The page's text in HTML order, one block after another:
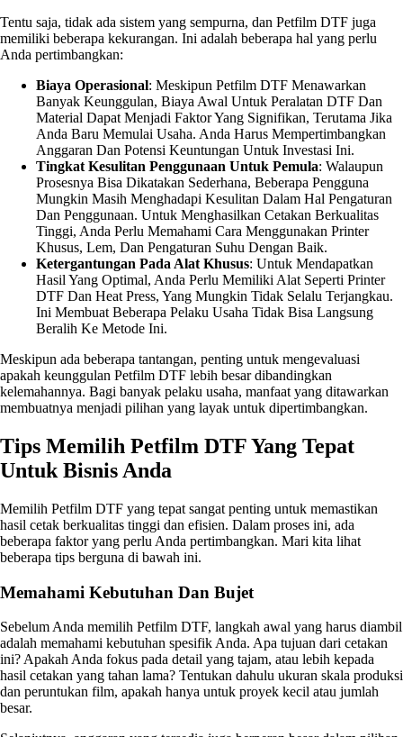
Tentu saja, tidak ada sistem yang sempurna, dan Petfilm DTF juga
memiliki beberapa kekurangan. Ini adalah beberapa hal yang perlu
Anda pertimbangkan:
Biaya Operasional: Meskipun Petfilm DTF Menawarkan
Banyak Keunggulan, Biaya Awal Untuk Peralatan DTF Dan
Material Dapat Menjadi Faktor Yang Signifikan, Terutama Jika
Anda Baru Memulai Usaha. Anda Harus Mempertimbangkan
Anggaran Dan Potensi Keuntungan Untuk Investasi Ini.
Tingkat Kesulitan Penggunaan Untuk Pemula: Walaupun
Prosesnya Bisa Dikatakan Sederhana, Beberapa Pengguna
Mungkin Masih Menghadapi Kesulitan Dalam Hal Pengaturan
Dan Penggunaan. Untuk Menghasilkan Cetakan Berkualitas
Tinggi, Anda Perlu Memahami Cara Menggunakan Printer
Khusus, Lem, Dan Pengaturan Suhu Dengan Baik.
Ketergantungan Pada Alat Khusus: Untuk Mendapatkan
Hasil Yang Optimal, Anda Perlu Memiliki Alat Seperti Printer
DTF Dan Heat Press, Yang Mungkin Tidak Selalu Terjangkau.
Ini Membuat Beberapa Pelaku Usaha Tidak Bisa Langsung
Beralih Ke Metode Ini.
Meskipun ada beberapa tantangan, penting untuk mengevaluasi
apakah keunggulan Petfilm DTF lebih besar dibandingkan
kelemahannya. Bagi banyak pelaku usaha, manfaat yang ditawarkan
membuatnya menjadi pilihan yang layak untuk dipertimbangkan.
Tips Memilih Petfilm DTF Yang Tepat
Untuk Bisnis Anda
Memilih Petfilm DTF yang tepat sangat penting untuk memastikan
hasil cetak berkualitas tinggi dan efisien. Dalam proses ini, ada
beberapa faktor yang perlu Anda pertimbangkan. Mari kita lihat
beberapa tips berguna di bawah ini.
Memahami Kebutuhan Dan Bujet
Sebelum Anda memilih Petfilm DTF, langkah awal yang harus diambil
adalah memahami kebutuhan spesifik Anda. Apa tujuan dari cetakan
ini? Apakah Anda fokus pada detail yang tajam, atau lebih kepada
hasil cetakan yang tahan lama? Tentukan dahulu ukuran skala produksi
dan peruntukan film, apakah hanya untuk proyek kecil atau jumlah
besar.